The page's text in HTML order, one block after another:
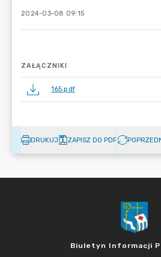
2024-03-08 09:15
ZAŁĄCZNIKI
165.pdf
DRUKUJ ZAPISZ DO PDF
Biuletyn Informacji